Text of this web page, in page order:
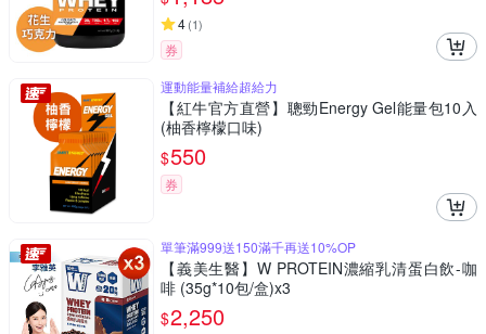
4(1)
券
運動能量補給超給力
【紅牛官方直營】聰勁Energy Gel能量包10入
(柚香檸檬口味)
$550
券
單筆滿999送150滿千再送10%OP
【義美生醫】W PROTEIN濃縮乳清蛋白飲-咖
啡 (35g*10包/盒)x3
$2,250